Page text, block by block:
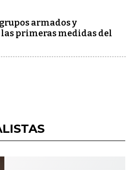
armados y
las primeras medidas del